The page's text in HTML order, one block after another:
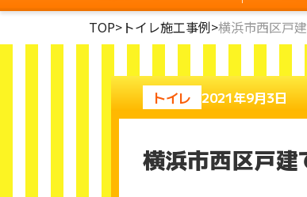
TOP> トイレ施工事例>横浜市西区戸
トイレ 2021年9月3日
横浜市西区戸